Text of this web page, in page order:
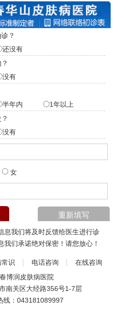
？
还没有
没有
半年内
1年以上
没有
女
息我们将及时反馈给医生进行诊
我们承诺绝对保密！请您放心！
识 电话咨询
在线咨询
博润皮肤病医院
南关区大经路356号1-7层
线： 043181089997